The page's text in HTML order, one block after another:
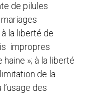
de pilules
la liberté de
impropres
»; à la liberté
de la
des